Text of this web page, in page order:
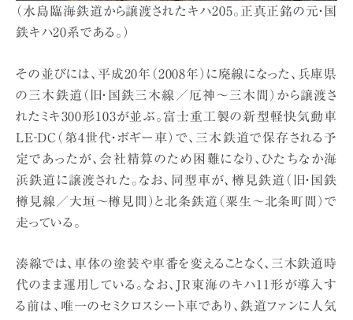
（水島臨海鉄道から譲渡されたキハ205。正真正銘の元・国
鉄キハ20系である。）
その並びには、平成20年（2008年）に廃線になった、兵庫県
の三木鉄道（旧・国鉄三木線／厄神〜三木間）から譲渡さ
れたミキ300形103が並ぶ。富士重工製の新型軽快気動車
LE‐DC（第4世代・ボギー車）で、三木鉄道で保存される予
定であったが、会社精算のため困難になり、ひたちなか海
浜鉄道に譲渡された。なお、同型車が、樽見鉄道（旧・国鉄
樽見線／大垣〜樽見間）と北条鉄道（粟生〜北条町間）で
走っている。
湊線では、車体の塗装や車番を変えることなく、三木鉄道時
代のまま運用している。なお、JR東海のキハ11形が導入す
る前は、唯一のセミクロスシート車であり、鉄道ファンに人気